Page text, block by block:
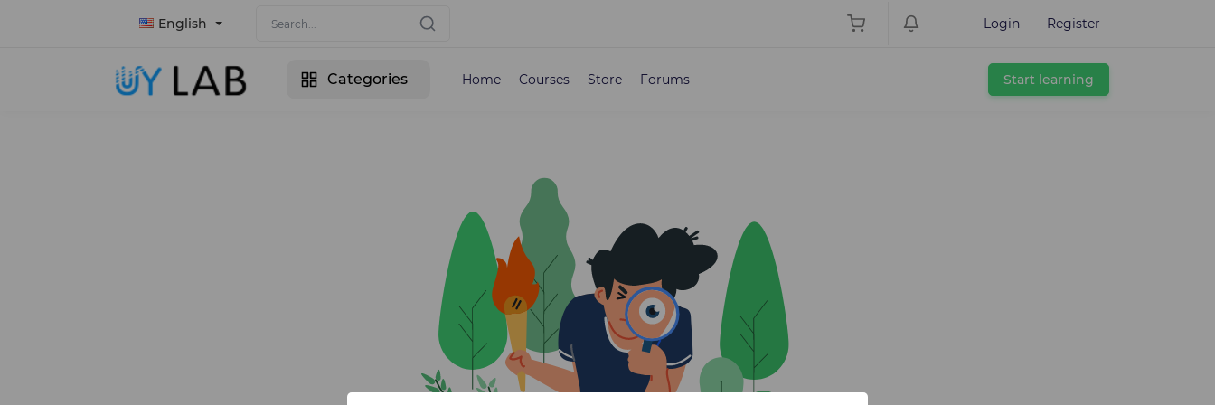
English Login Register
Categories Home Courses Store Forums Start learning